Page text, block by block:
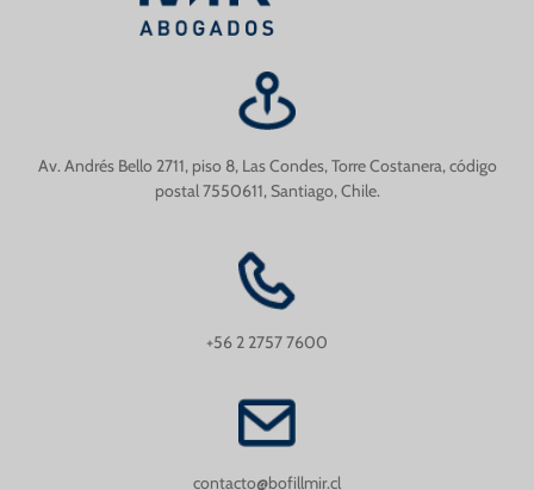
Av. Andrés Bello 2711, piso 8, Las Condes, Torre Costanera, código
postal 7550611, Santiago, Chile.
+56 2 2757 7600
contacto@bofillmir.cl